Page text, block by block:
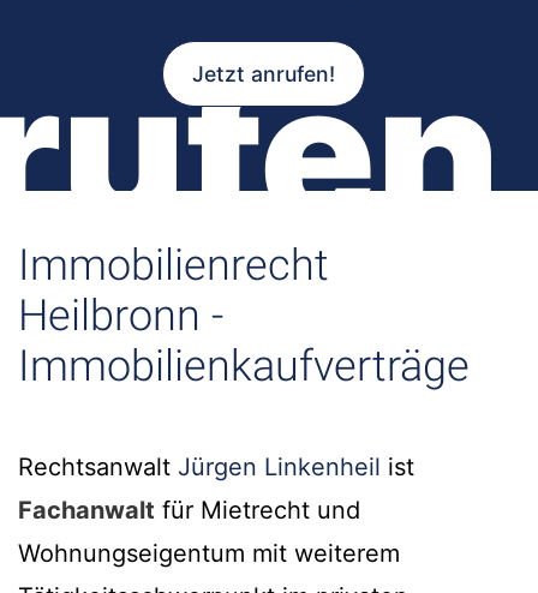
Jetzt anrufen!
Immobilienrecht
Heilbronn -
Immobilienkaufverträge
Rechtsanwalt Jürgen Linkenheil ist
Fachanwalt für Mietrecht und
Wohnungseigentum mit weiterem